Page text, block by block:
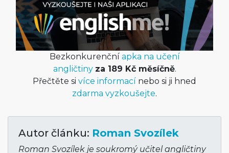
Bezkonkurenční apka na učení
angličtiny za 189 Kč měsíčně.
Přečtěte si více informací nebo si ji hned
zdarma vyzkoušejte.
Autor článku: Roman Svozílek
Roman Svozílek je soukromý učitel angličtiny